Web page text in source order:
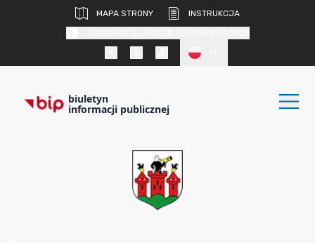
MAPA STRONY
INSTRUKCJA
biuletyn
informacji publicznej